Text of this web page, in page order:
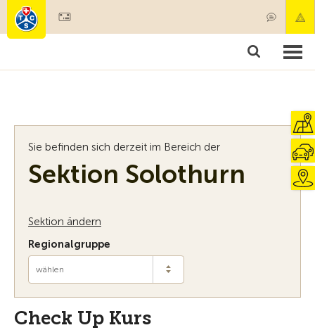
Mitgliedschaft & Leistungen
Sie befinden sich derzeit im Bereich der
Sektion Solothurn
Sektion ändern
Regionalgruppe
wählen
Check Up Kurs